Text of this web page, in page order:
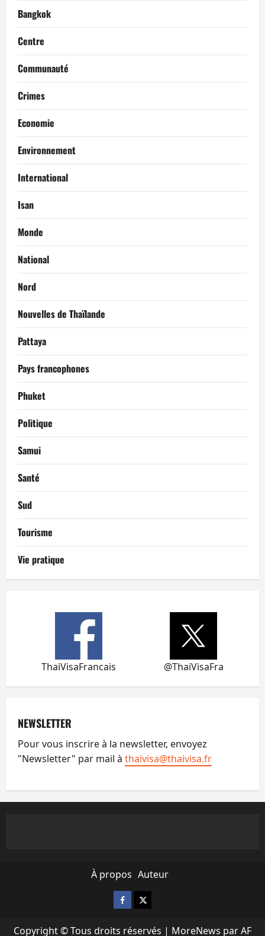
Bangkok
Centre
Communauté
Crimes
Economie
Environnement
International
Isan
Monde
National
Nord
Nouvelles de Thaïlande
Pattaya
Pays francophones
Phuket
Politique
Samui
Santé
Sud
Tourisme
Vie pratique
ThaiVisaFrancais @ThaiVisaFra
NEWSLETTER
Pour vous inscrire à la newsletter, envoyez
"Newsletter" par mail à thaivisa@thaivisa.fr
À propos Auteur
Facebook
X
Copyright © Tous droits réservés | MoreNews par AF